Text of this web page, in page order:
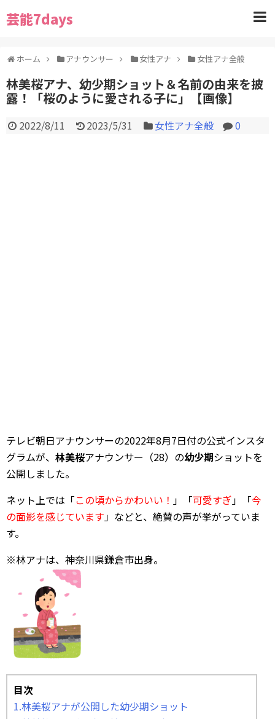
芸能7days
ホーム アナウンサー 女性アナ 女性アナ全般
林美桜アナ、幼少期ショット＆名前の由来を披
露！「桜のように愛される子に」【画像】
2022/8/11 2023/5/31 女性アナ全般 0
テレビ朝日アナウンサーの2022年8月7日付の公式インスタ
グラムが、 林美桜アナウンサー（28）の幼少期ショットを
公開しました。
ネット上では「この頃からかわいい！ 」「可愛すぎ」「今
の面影を感じています」などと、絶賛の声が挙がっていま
す。
※林アナは、神奈川県鎌倉市出身。
目次
1.林美桜アナが公開した幼少期ショット